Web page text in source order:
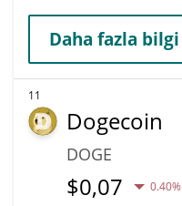
Daha fazla bilgi
11
Dogecoin
DOGE
$0,07 0.40%